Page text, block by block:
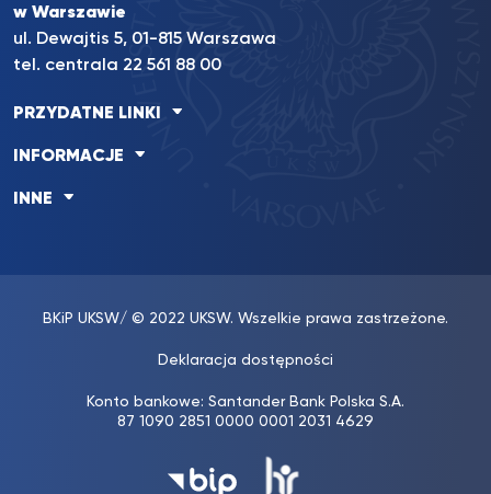
w Warszawie
ul. Dewajtis 5, 01-815 Warszawa
tel. centrala 22 561 88 00
PRZYDATNE LINKI
INFORMACJE
INNE
BKiP UKSW/ © 2022 UKSW. Wszelkie prawa zastrzeżone.
Deklaracja dostępności
Konto bankowe: Santander Bank Polska S.A.
87 1090 2851 0000 0001 2031 4629